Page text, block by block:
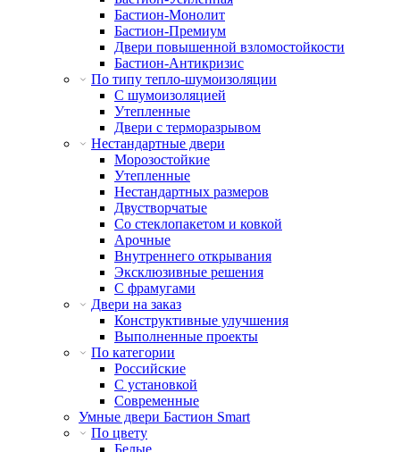
Бастион-Монолит
Бастион-Премиум
Двери повышенной взломостойкости
Бастион-Антикризис
По типу тепло-шумоизоляции
С шумоизоляцией
Утепленные
Двери с терморазрывом
Нестандартные двери
Морозостойкие
Утепленные
Нестандартных размеров
Двустворчатые
Со стеклопакетом и ковкой
Арочные
Внутреннего открывания
Эксклюзивные решения
С фрамугами
Двери на заказ
Конструктивные улучшения
Выполненные проекты
По категории
Российские
С установкой
Современные
Умные двери Бастион Smart
По цвету
Белые